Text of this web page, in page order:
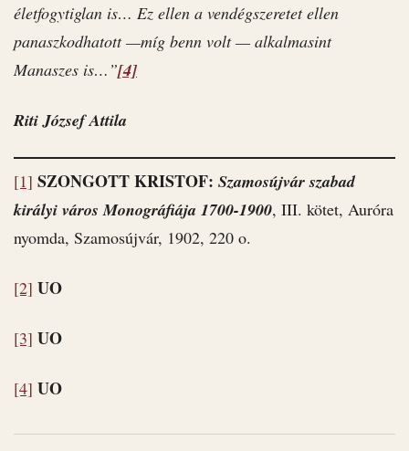
életfogytiglan is… Ez ellen a vendégszeretet ellen
panaszkodhatott —míg benn volt — alkalmasint
Manaszes is…”[4]
Riti József Attila
[1] SZONGOTT KRISTOF: Szamosújvár szabad
királyi város Monográfiája 1700-1900, III. kötet, Auróra
nyomda, Szamosújvár, 1902, 220 o.
[2] UO
[3] UO
[4] UO